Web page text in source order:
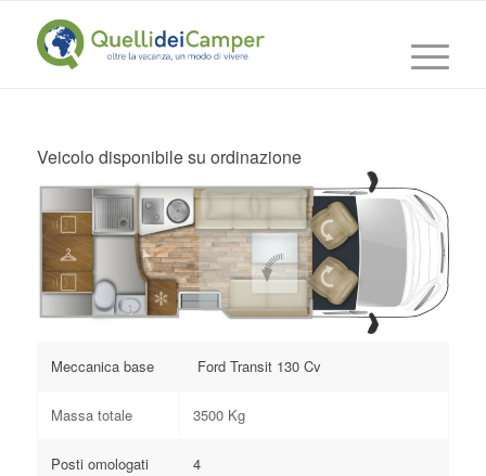
Veicolo disponibile su ordinazione
Meccanica base Ford Transit 130 Cv
Massa totale 3500 Kg
Posti omologati 4